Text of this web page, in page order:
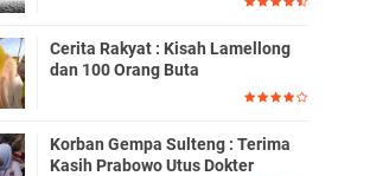
Cerita Rakyat : Kisah Lamellong
dan 100 Orang Buta
Korban Gempa Sulteng : Terima
Kasih Prabowo Utus Dokter